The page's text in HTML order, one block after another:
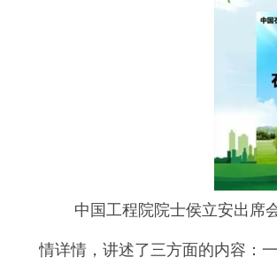
中国工程院院士侯立安出席会
情详情，讲述了三方面的内容：